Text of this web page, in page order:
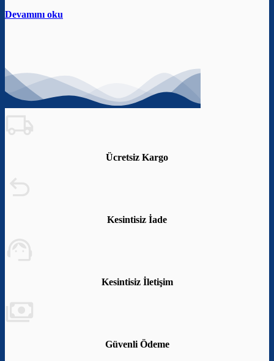
Devamını oku
Ücretsiz Kargo
Kesintisiz İade
Kesintisiz İletişim
Güvenli Ödeme